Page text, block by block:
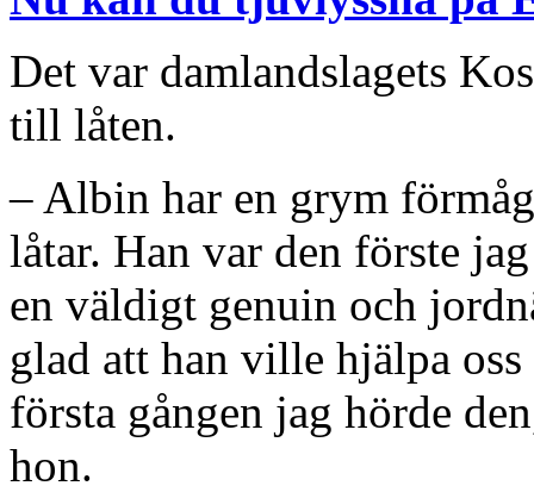
Det var damlandslagets
till låten.
– Albin har en grym
låtar. Han var den förste
en väldigt genuin och
glad att han ville hjälpa
första gången jag hörde
hon.